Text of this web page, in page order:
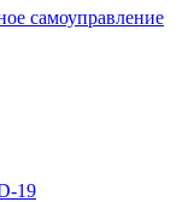
самоуправление
19